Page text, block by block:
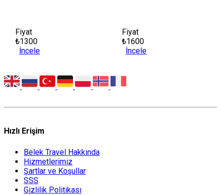
Fiyat
₺1300
İncele
Fiyat
₺1600
İncele
Hızlı Erişim
Belek Travel Hakkında
Hizmetlerimiz
Şartlar ve Koşullar
SSS
Gizlilik Politikası